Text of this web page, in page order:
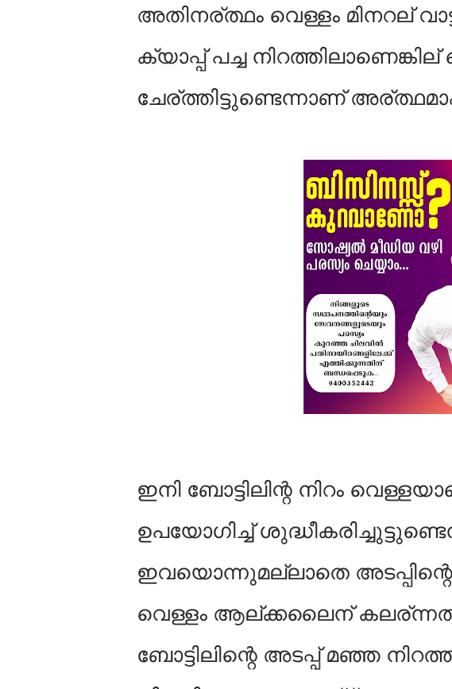
അതിനര്ത്ഥം വെള്ളം മിനറല്
ക്യാപ്പ് പച്ച
ചേര്ത്തിട്ടുണ്ടെന്നാണ്
ഇനി ബോട്ടിലിന്റ നിറം
ഉപയോഗിച്ച്‌
ഇവയൊന്നുമല്ലാതെ
വെള്ളം ആല്ക്കലൈന്
ബോട്ടിലിന്റെ അടപ്പ് മഞ്ഞ